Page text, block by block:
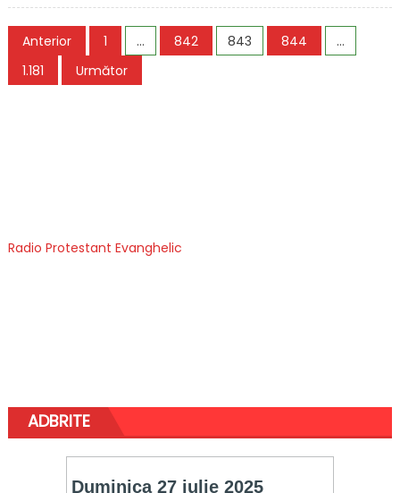
Paginație
articole
Anterior 1 … 842 843 844
…
1.181
Următor
Radio Protestant Evanghelic
ADBRITE